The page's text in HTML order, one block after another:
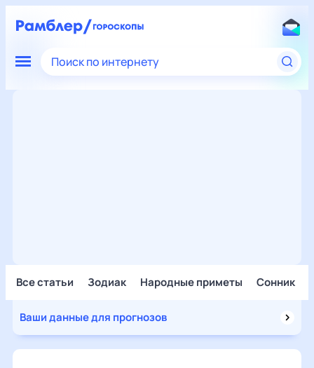
Поиск по интернету
Все статьи Зодиак Народные приметы Сонник
Ваши данные для прогнозов